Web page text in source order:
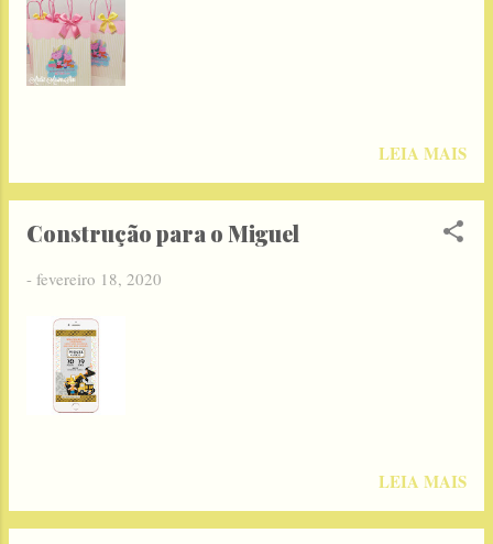
LEIA MAIS
Construção para o Miguel
- fevereiro 18, 2020
LEIA MAIS